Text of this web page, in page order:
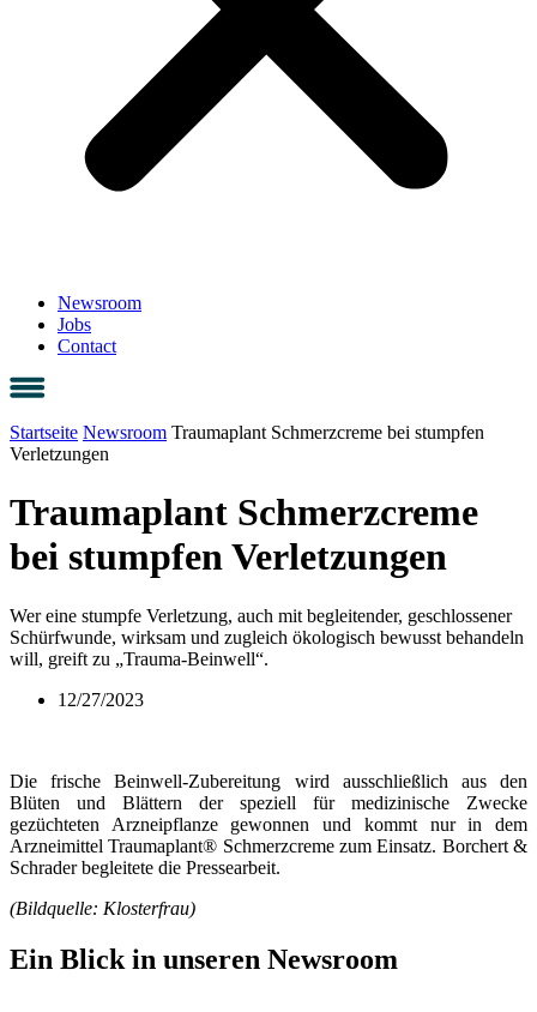
Newsroom
Jobs
Contact
Startseite Newsroom Traumaplant Schmerzcreme bei stumpfen
Verletzungen
Traumaplant Schmerzcreme
bei stumpfen Verletzungen
Wer eine stumpfe Verletzung, auch mit begleitender, geschlossener
Schürfwunde, wirksam und zugleich ökologisch bewusst behandeln
will, greift zu „Trauma-Beinwell“.
12/27/2023
Die frische Beinwell-Zubereitung wird ausschließlich aus den
Blüten und Blättern der speziell für medizinische Zwecke
gezüchteten Arzneipflanze gewonnen und kommt nur in dem
Arzneimittel Traumaplant® Schmerzcreme zum Einsatz. Borchert &
Schrader begleitete die Pressearbeit.
(Bildquelle: Klosterfrau)
Ein Blick in unseren Newsroom